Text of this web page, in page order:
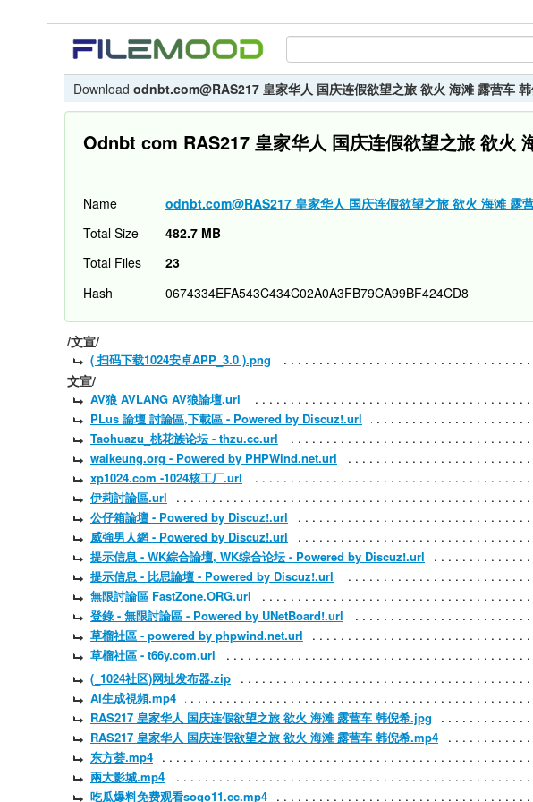
Download odnbt.com@RAS217 皇家华人 国庆连假欲望之旅 欲火 海滩 露营车
Odnbt com RAS217 皇家华人 国庆连假欲望之旅 欲火
Name odnbt.com@RAS217 皇家华人 国庆连假欲望之旅 欲火 海滩 露
Total Size
482.7 MB
Total Files
23
Hash
0674334EFA543C434C02A0A3FB79CA99BF424CD8
/文宣/
( 扫码下载1024安卓APP_3.0 ).png
文宣/
AV狼 AVLANG AV狼論壇.url
PLus 論壇 討論區,下載區 - Powered by Discuz!.url
Taohuazu_桃花族论坛 - thzu.cc.url
waikeung.org - Powered by PHPWind.net.url
xp1024.com -1024核工厂.url
伊莉討論區.url
公仔箱論壇 - Powered by Discuz!.url
威強男人網 - Powered by Discuz!.url
提示信息 - WK綜合論壇, WK综合论坛 - Powered by Discuz!.url
提示信息 - 比思論壇 - Powered by Discuz!.url
無限討論區 FastZone.ORG.url
登錄 - 無限討論區 - Powered by UNetBoard!.url
草榴社區 - powered by phpwind.net.url
草榴社區 - t66y.com.url
(_1024社区)网址发布器.zip
AI生成視頻.mp4
RAS217 皇家华人 国庆连假欲望之旅 欲火 海滩 露营车 韩倪希.jpg
RAS217 皇家华人 国庆连假欲望之旅 欲火 海滩 露营车 韩倪希.mp4
东方荟.mp4
兩大影城.mp4
吃瓜爆料免费观看sogo11.cc.mp4